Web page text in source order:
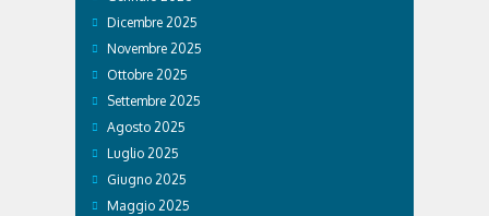
Dicembre 2025
Novembre 2025
Ottobre 2025
Settembre 2025
Agosto 2025
Luglio 2025
Giugno 2025
Maggio 2025